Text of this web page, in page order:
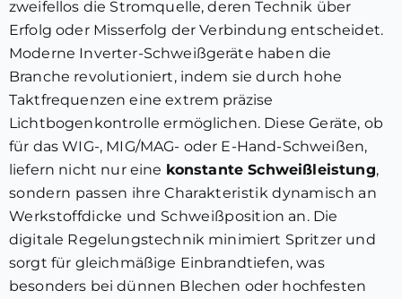
zweifellos die Stromquelle, deren Technik über
Erfolg oder Misserfolg der Verbindung entscheidet.
Moderne Inverter-Schweißgeräte haben die
Branche revolutioniert, indem sie durch hohe
Taktfrequenzen eine extrem präzise
Lichtbogenkontrolle ermöglichen. Diese Geräte, ob
für das WIG-, MIG/MAG- oder E-Hand-Schweißen,
liefern nicht nur eine konstante Schweißleistung,
sondern passen ihre Charakteristik dynamisch an
Werkstoffdicke und Schweißposition an. Die
digitale Regelungstechnik minimiert Spritzer und
sorgt für gleichmäßige Einbrandtiefen, was
besonders bei dünnen Blechen oder hochfesten